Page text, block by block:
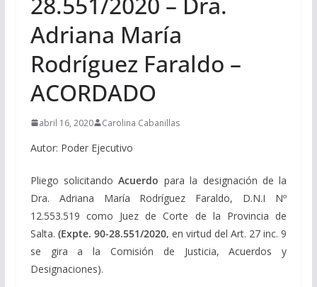
Adriana María
Rodríguez Faraldo –
ACORDADO
abril 16, 2020 Carolina Cabanillas
Autor: Poder Ejecutivo
Pliego solicitandoAcuerdo para la designación de la
Dra. Adriana María Rodríguez Faraldo, D.N.I Nº
12.553.519 como Juez de Corte de la Provincia de
Salta. (Expte. 90-28.551/2020, en virtud del Art. 27 inc. 9
se gira a la Comisión de Justicia, Acuerdos y
Designaciones).